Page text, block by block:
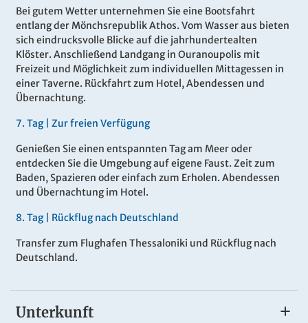
Bei gutem Wetter unternehmen Sie eine Bootsfahrt
entlang der Mönchsrepublik Athos. Vom Wasser aus bieten
sich eindrucksvolle Blicke auf die jahrhundertealten
Klöster. Anschließend Landgang in Ouranoupolis mit
Freizeit und Möglichkeit zum individuellen Mittagessen in
einer Taverne. Rückfahrt zum Hotel, Abendessen und
Übernachtung.
7. Tag | Zur freien Verfügung
Genießen Sie einen entspannten Tag am Meer oder
entdecken Sie die Umgebung auf eigene Faust. Zeit zum
Baden, Spazieren oder einfach zum Erholen. Abendessen
und Übernachtung im Hotel.
8. Tag | Rückflug nach Deutschland
Transfer zum Flughafen Thessaloniki und Rückflug nach
Deutschland.
Unterkunft